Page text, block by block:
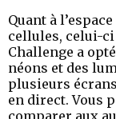
Quant à
cellules, celui-
Challenge a
néons et des
plusieurs
en direct. Vous
comparer aux